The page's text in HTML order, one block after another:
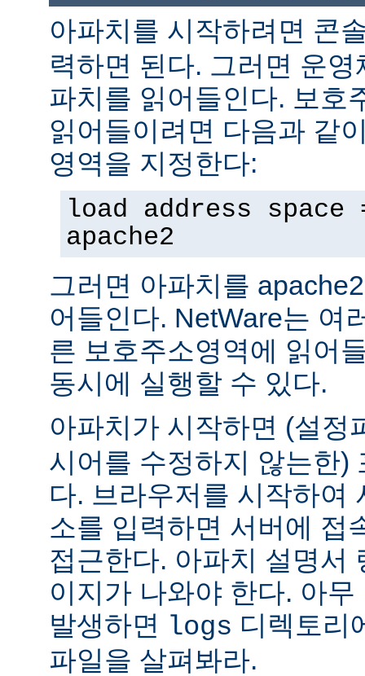
아파치를 시작하려면 콘
력하면 된다. 그러면 운
파치를 읽어들인다. 보호
읽어들이려면 다음과 같
영역을 지정한다:
load address space
apache2
그러면 아파치를
어들인다. NetWare는 여
른 보호주소영역에 읽어
동시에 실행할 수 있다.
아파치가 시작하면 (설정
시어를 수정하지 않는한)
다. 브라우저를 시작하여
소를 입력하면 서버에 접
접근한다. 아파치 설명서
이지가 나와야 한다. 아
발생하면 logs 디렉토리
파일을 살펴봐라.